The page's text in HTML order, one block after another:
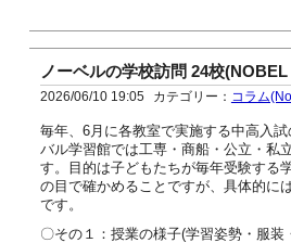
ノーベルの学校訪問 24校
2026/06/10 19:05 カテゴリー： コラム
毎年、6月に各教室で実施する中高入
バル学習館では工専・商船・公立・私
す。目的は子どもたちが毎年受験する
の目で確かめることですが、具体的に
です。
〇その１：授業の様子(学習姿勢・服装